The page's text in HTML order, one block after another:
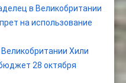
в Великобритании
на использование
Хили
28 октября